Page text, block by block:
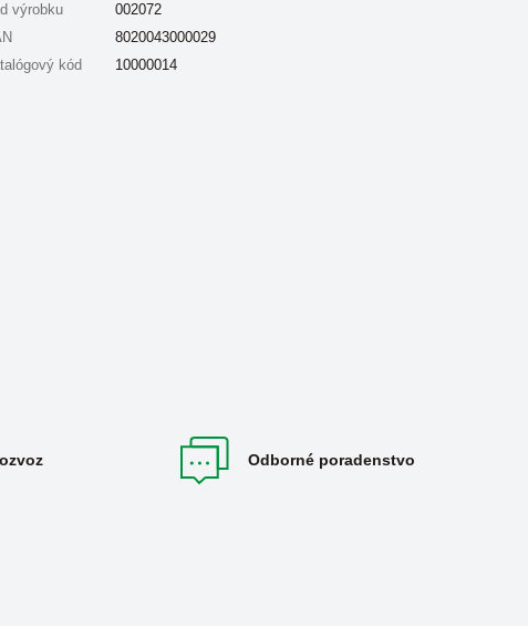
výrobku
002072
8020043000029
kód
10000014
Odborné poradenstvo